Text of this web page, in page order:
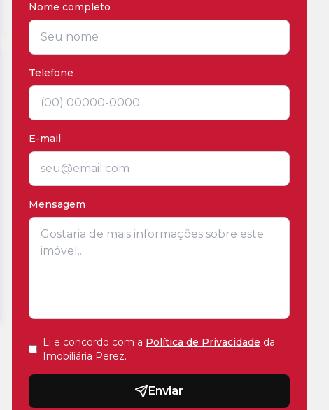
Nome completo
Telefone
E-mail
Mensagem
Li e concordo com a Política de Privacidade da
Imobiliária Perez.
Enviar